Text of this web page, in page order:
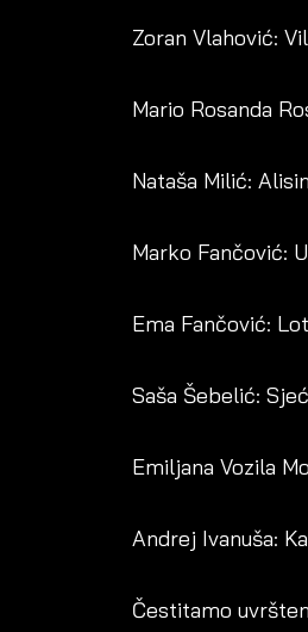
Zoran Vlahović:
Mario Rosanda
Nataša Milić:
Marko Fančović:
Ema Fančović:
Saša Šebelić:
Emiljana Vozila
Andrej Ivanuša:
Čestitamo